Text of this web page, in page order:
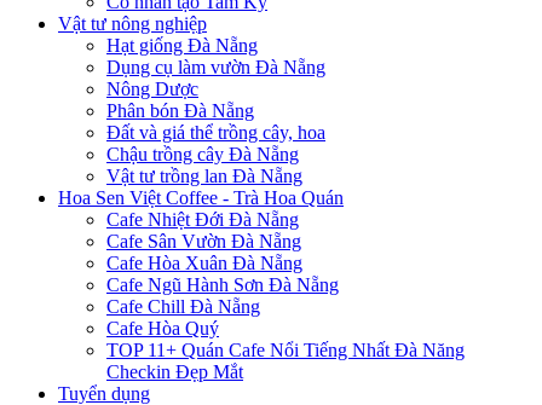
Vật tư nông nghiệp
Hạt giống Đà Nẵng
Dụng cụ làm vườn Đà Nẵng
Nông Dược
Phân bón Đà Nẵng
Đất và giá thể trồng cây, hoa
Chậu trồng cây Đà Nẵng
Vật tư trồng lan Đà Nẵng
Hoa Sen Việt Coffee - Trà Hoa Quán
Cafe Nhiệt Đới Đà Nẵng
Cafe Sân Vườn Đà Nẵng
Cafe Hòa Xuân Đà Nẵng
Cafe Ngũ Hành Sơn Đà Nẵng
Cafe Chill Đà Nẵng
Cafe Hòa Quý
TOP 11+ Quán Cafe Nổi Tiếng Nhất Đà Năng
Checkin Đẹp Mắt
Tuyển dụng